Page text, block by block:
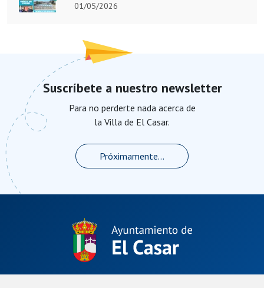
01/05/2026
Suscríbete a nuestro newsletter
Para no perderte nada acerca de
la Villa de El Casar.
Próximamente...